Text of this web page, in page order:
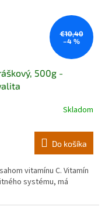
€10,40
–4 %
500g -
Skladom
Do košíka
vitamínu C. Vitamín
systému, má